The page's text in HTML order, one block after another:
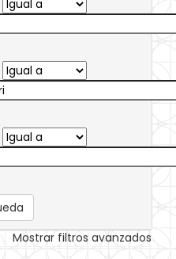
Mostrar filtros avanzados